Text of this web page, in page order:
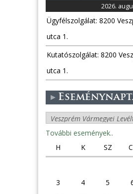
2026.
Ügyfélszolgálat: 8200
utca 1.
Kutatószolgálat: 8200
utca 1.
További események..
H
K SZ
3
4 5